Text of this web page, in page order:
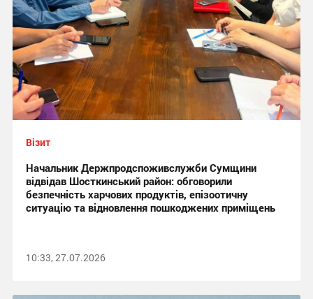
Візит
Начальник Держпродспоживслужби Сумщини
відвідав Шосткинський район: обговорили
безпечність харчових продуктів, епізоотичну
ситуацію та відновлення пошкоджених приміщень
10:33, 27.07.2026